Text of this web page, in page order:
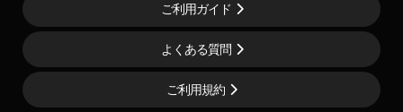
ご利用ガイド
よくある質問
ご利用規約